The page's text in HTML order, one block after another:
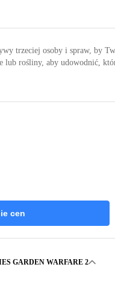
trzeciej osoby i spraw, by
lub rośliny, aby udowodnić,
cen
GARDEN WARFARE 2